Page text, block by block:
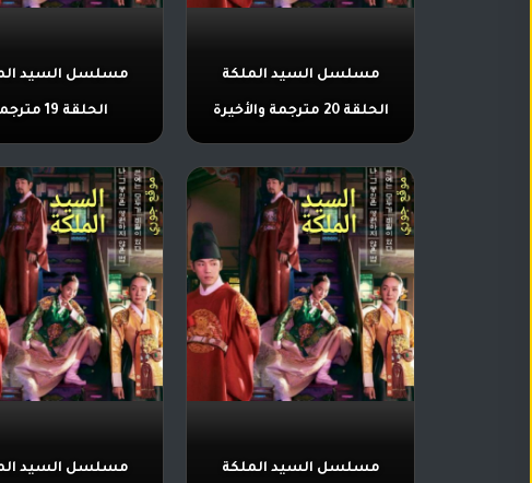
مسلسل السيد الملكة
الحلقة 20 مترجمة والأخيرة
مسلسل السيد
الحلقة 19 مترجمة
مسلسل السيد الملكة مسلسل السيد